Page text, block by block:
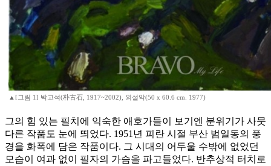
▲[그림 1] 박고석(朴古石, 1917~2002), 외설악(50 x 60.6 cm. 1977)
그의 힘 있는 필치에 익숙한 애호가들이 보기엔 분위기가 사뭇
다른 작품도 눈에 띄었다. 1951년 피란 시절 부산 범일동의 풍
경을 화폭에 담은 작품이다. 그 시대의 어두울 수밖에 없었던
모습이 여과 없이 필자의 가슴을 파고들었다. 반추상적 터치로